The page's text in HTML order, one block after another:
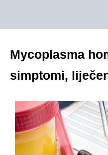
Mycoplasma
simptomi,